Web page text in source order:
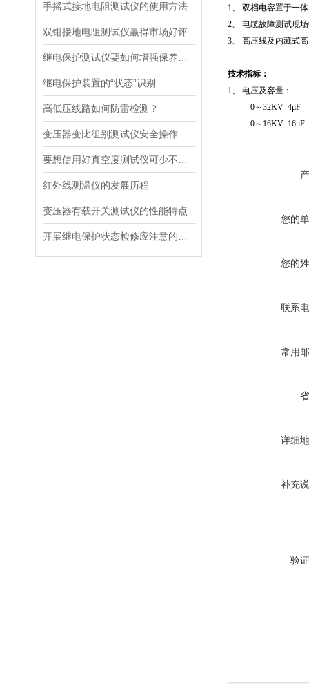
手摇式接地电阻测试仪的使用方法
双钳接地电阻测试仪赢得市场好评
继电保护装置的“状态”识别
高低压线路如何防雷检测？
红外线测温仪的发展历程
变压器有载开关测试仪的性能特点
1、 双档电容置于一
2、 电缆故障测试现
3、 高压线及内藏式
技术指标：
1、 电压及容量：
0～32KV 4μF 大
0～16KV 16μF
您的
您的
联系
常用
详细
补充
验